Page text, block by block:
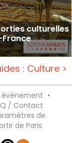
culturelles
: Culture >
événement •
/ Contact
de
de Paris